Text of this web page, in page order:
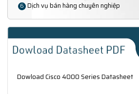
6 Dịch vụ bán hàng chuyên nghiệp
Dowload Cisco 4000 Series Datasheet